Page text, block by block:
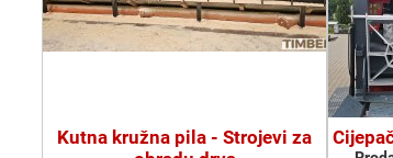
Kutna kružna pila - Strojevi za